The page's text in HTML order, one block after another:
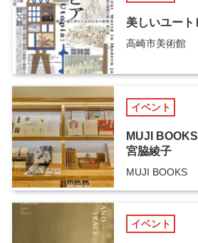
美しいユート
高崎市美術館
イベント
MUJI
宮脇綾子
MUJI BOOKS
イベント